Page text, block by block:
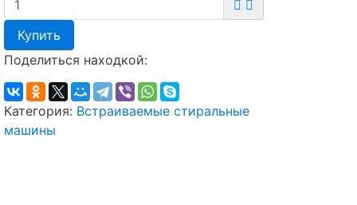
Купить
Поделиться находкой:
Категория: Встраиваемые стиральные
машины